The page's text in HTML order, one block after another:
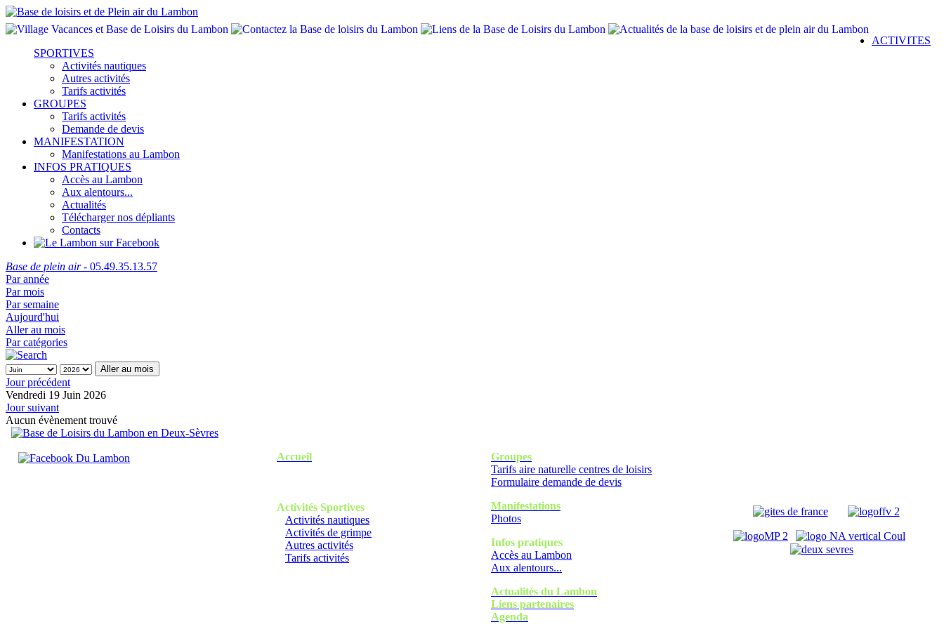
ACTIVITES
SPORTIVES
Activités nautiques
Autres activités
Tarifs activités
GROUPES
Tarifs activités
Demande de devis
MANIFESTATION
Manifestations au Lambon
INFOS PRATIQUES
Accès au Lambon
Aux alentours...
Actualités
Télécharger nos dépliants
Contacts
Base de plein air- 05.49.35.13.57
Par année
Par mois
Par semaine
Aujourd'hui
Aller au mois
Par catégories
Aller au mois
Jour précédent
Vendredi 19 Juin 2026
Jour suivant
Aucun évènement trouvé
Accueil
Activités Sportives
Activités nautiques
Activités de grimpe
Autres activités
Tarifs activités
Groupes
Tarifs aire naturelle centres de loisirs
Formulaire demande de devis
Manifestations
Photos
Infos pratiques
Accès au Lambon
Aux alentours...
Actualités du Lambon
Liens partenaires
Agenda